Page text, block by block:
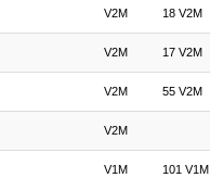
V2M 18 V2M
V2M 17 V2M
V2M 55 V2M
V2M
V1M 101 V1M